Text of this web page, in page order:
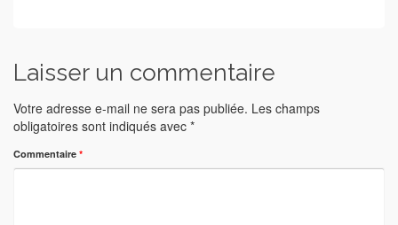
Laisser un commentaire
Votre adresse e-mail ne sera pas publiée. Les champs
obligatoires sont indiqués avec *
Commentaire *